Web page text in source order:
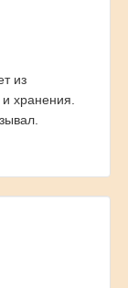
из
хранения.